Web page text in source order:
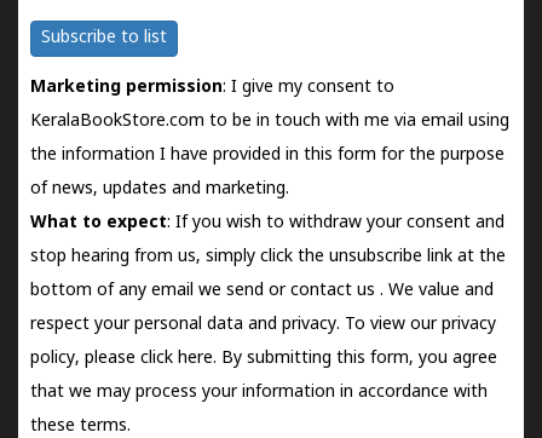
Subscribe to list
Marketing permission: I give my consent to
KeralaBookStore.com to be in touch with me via email using
the information I have provided in this form for the purpose
of news, updates and marketing.
What to expect: If you wish to withdraw your consent and
stop hearing from us, simply click the unsubscribe link at the
bottom of any email we send orcontact us . We value and
respect your personal data and privacy. To view our privacy
policy, please click here. By submitting this form, you agree
that we may process your information in accordance with
these terms.